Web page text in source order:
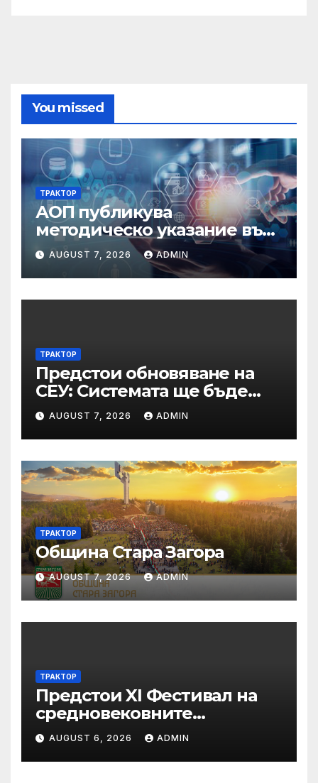
You missed
ТРАКТОР
АОП публикува
методическо указание във
връзка с промени в
основанията за
задължително
отстраняване на кандидати
AUGUST 7, 2026 ADMIN
ТРАКТОР
Предстои обновяване на
СЕУ: Системата ще бъде
временно недостъпна на 10
и 11 август 2026 г.
AUGUST 7, 2026 ADMIN
ТРАКТОР
Община Стара Загора
AUGUST 7, 2026 ADMIN
ТРАКТОР
Предстои XI Фестивал на
средновековните
традиции, бит и култура
„Калето
AUGUST 6, 2026 ADMIN